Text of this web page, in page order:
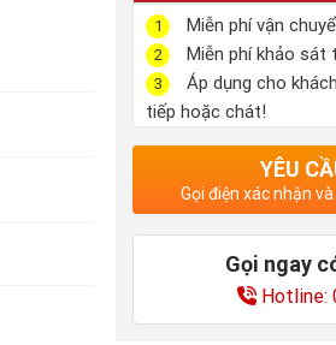
1 Miễn phí vận
2 Miễn phí khảo sát
3
Áp dụng cho
tiếp hoặc chát!
YÊU
Gọi điện xác nhận
Gọi ngay
Hotline: